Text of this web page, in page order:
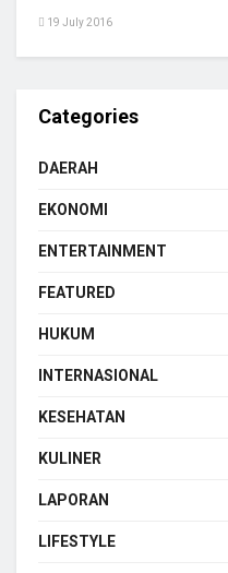
19 July 2016
Categories
DAERAH
EKONOMI
ENTERTAINMENT
FEATURED
HUKUM
INTERNASIONAL
KESEHATAN
KULINER
LAPORAN
LIFESTYLE